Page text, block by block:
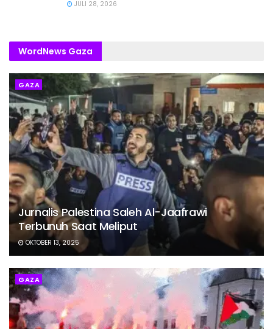
JULI 28, 2026
WordNews Gaza
GAZA
Jurnalis Palestina Saleh Al-Jaafrawi
Terbunuh Saat Meliput
OKTOBER 13, 2025
GAZA